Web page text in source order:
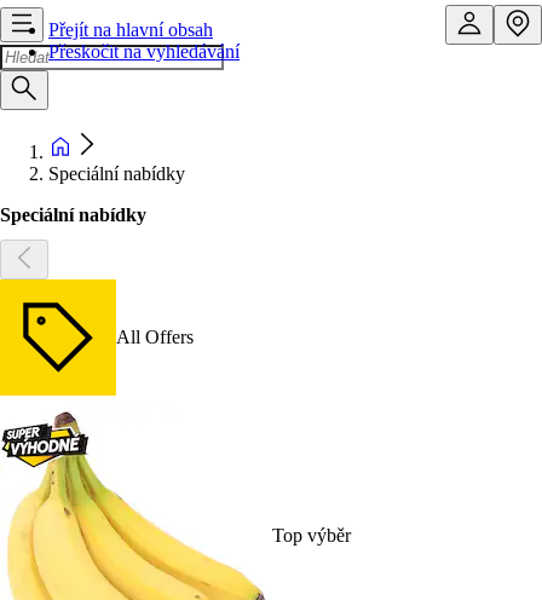
Přejít na hlavní obsah
Přeskočit na vyhledávání
Speciální nabídky
Speciální nabídky
All Offers
Top výběr